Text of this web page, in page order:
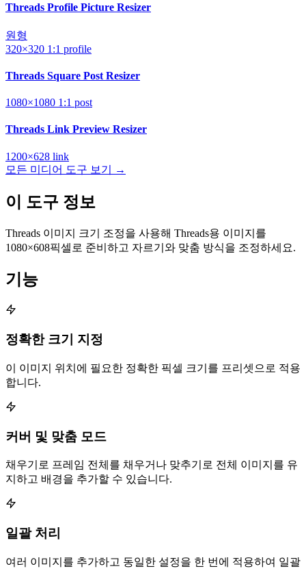
Threads Profile Picture Resizer
원형
320×320 1:1 profile
Threads Square Post Resizer
1080×1080 1:1 post
Threads Link Preview Resizer
1200×628 link
모든 미디어 도구 보기 →
이 도구 정보
Threads 이미지 크기 조정을 사용해 Threads용 이미지를
1080×608픽셀로 준비하고 자르기와 맞춤 방식을 조정하세요.
기능
정확한 크기 지정
이 이미지 위치에 필요한 정확한 픽셀 크기를 프리셋으로 적용
합니다.
커버 및 맞춤 모드
채우기로 프레임 전체를 채우거나 맞추기로 전체 이미지를 유
지하고 배경을 추가할 수 있습니다.
일괄 처리
여러 이미지를 추가하고 동일한 설정을 한 번에 적용하여 일괄